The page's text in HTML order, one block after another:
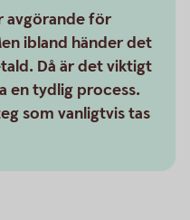
avgörande för
ibland händer det
Då är det viktigt
en tydlig process.
som vanligtvis tas